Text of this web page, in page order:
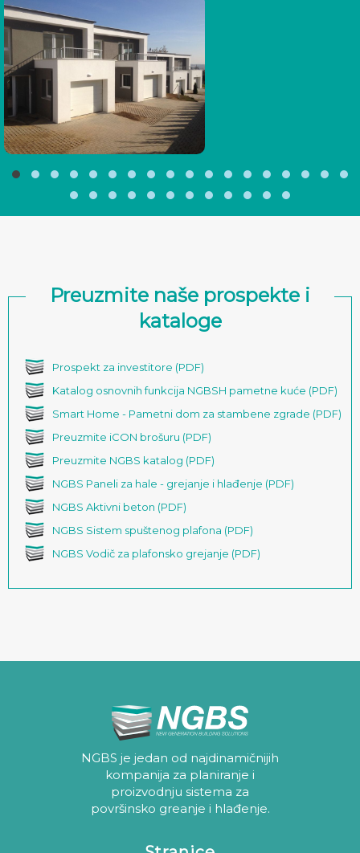
Preuzmite naše prospekte i
kataloge
Prospekt za investitore (PDF)
Katalog osnovnih funkcija NGBSH pametne kuće (PDF)
Smart Home - Pametni dom za stambene zgrade (PDF)
Preuzmite iCON brošuru (PDF)
Preuzmite NGBS katalog (PDF)
NGBS Paneli za hale - grejanje i hlađenje (PDF)
NGBS Aktivni beton (PDF)
NGBS Sistem spuštenog plafona (PDF)
NGBS Vodič za plafonsko grejanje (PDF)
NGBS je jedan od najdinamičnijih
kompanija za planiranje i
proizvodnju sistema za
površinsko greanje i hlađenje.